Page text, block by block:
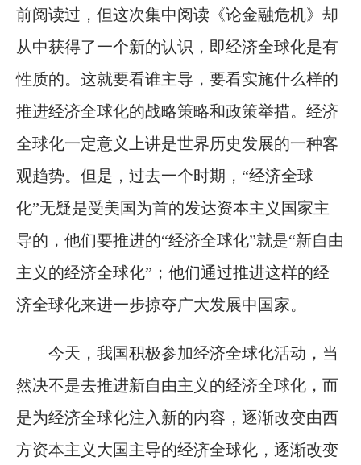
前阅读过，但这次集中阅读《论金融危机》却
从中获得了一个新的认识，即经济全球化是有
性质的。这就要看谁主导，要看实施什么样的
推进经济全球化的战略策略和政策举措。经济
全球化一定意义上讲是世界历史发展的一种客
观趋势。但是，过去一个时期，“经济全球
化”无疑是受美国为首的发达资本主义国家主
导的，他们要推进的“经济全球化”就是“新自由
主义的经济全球化”；他们通过推进这样的经
济全球化来进一步掠夺广大发展中国家。
今天，我国积极参加经济全球化活动，当
然决不是去推进新自由主义的经济全球化，而
是为经济全球化注入新的内容，逐渐改变由西
方资本主义大国主导的经济全球化，逐渐改变